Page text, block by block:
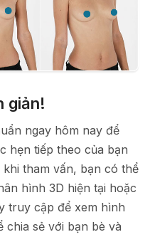
giản!
ngay hôm nay để
hẹn tiếp theo của bạn
khi tham vấn, bạn có thể
hình 3D hiện tại hoặc
truy cập để xem hình
chia sẻ với bạn bè và